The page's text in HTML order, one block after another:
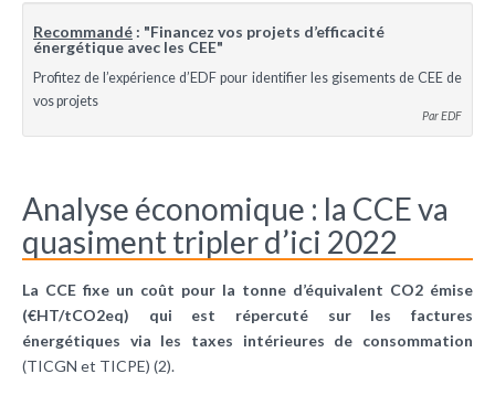
Recommandé : "Financez vos projets d’efficacité
énergétique avec les CEE"
Profitez de l’expérience d’EDF pour identifier les gisements de CEE de
vos projets
Par EDF
Analyse économique : la CCE va
quasiment tripler d’ici 2022
La CCE fixe un coût pour la tonne d’équivalent CO2 émise
(€HT/tCO2eq) qui est répercuté sur les factures
énergétiques via les taxes intérieures de consommation
(TICGN et TICPE) (2).